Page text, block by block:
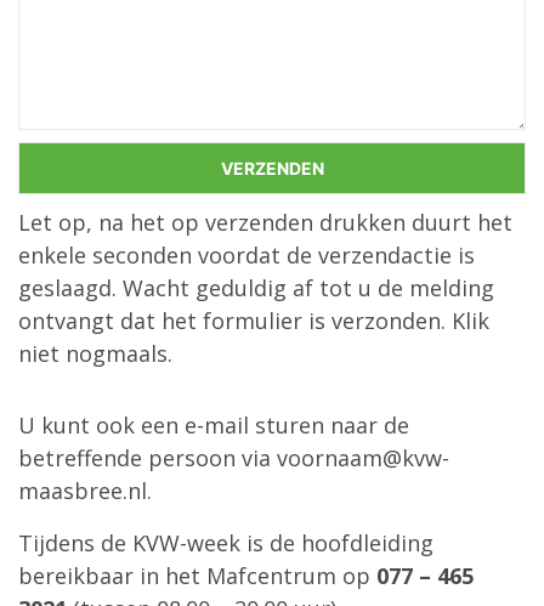
Let op, na het op verzenden drukken duurt het
enkele seconden voordat de verzendactie is
geslaagd. Wacht geduldig af tot u de melding
ontvangt dat het formulier is verzonden. Klik
niet nogmaals.
U kunt ook een e-mail sturen naar de
betreffende persoon via voornaam@kvw-
maasbree.nl.
Tijdens de KVW-week is de hoofdleiding
bereikbaar in het Mafcentrum op 077 – 465